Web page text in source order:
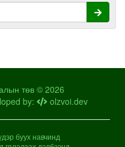
төв © 2026
by: olzvoi.dev
буух навчинд